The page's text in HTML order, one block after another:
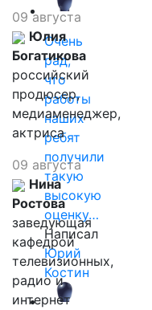
Очень
рад,
что
работы
наших
ребят
получили
такую
высокую
оценку…
Написал
Юрий
Костин
09 августа
Юлия
Богатикова
российский
продюсер,
медиаменеджер,
актриса
09 августа
Нина
Ростова
заведующая
кафедрой
телевизионных,
радио и
интернет